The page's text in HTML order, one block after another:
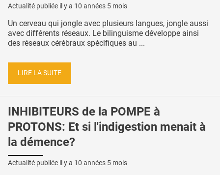
Actualité publiée il y a 10 années 5 mois
Un cerveau qui jongle avec plusieurs langues, jongle aussi
avec différents réseaux. Le bilinguisme développe ainsi
des réseaux cérébraux spécifiques au ...
LIRE LA SUITE
INHIBITEURS de la POMPE à
PROTONS: Et si l'indigestion menait à
la démence?
Actualité publiée il y a 10 années 5 mois